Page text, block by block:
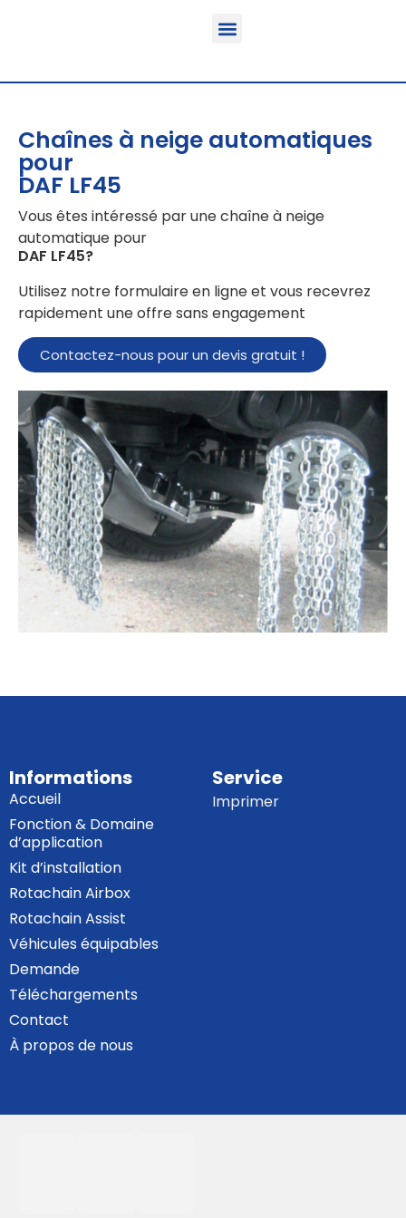
Chaînes à neige automatiques
pour
DAF LF45
Vous êtes intéressé par une chaîne à neige
automatique pour
DAF LF45?
Utilisez notre formulaire en ligne et vous recevrez
rapidement une offre sans engagement
Contactez-nous pour un devis gratuit !
Informations
Accueil
Fonction & Domaine
d’application
Kit d’installation
Rotachain Airbox
Rotachain Assist
Véhicules équipables
Demande
Téléchargements
Contact
À propos de nous
Service
Imprimer